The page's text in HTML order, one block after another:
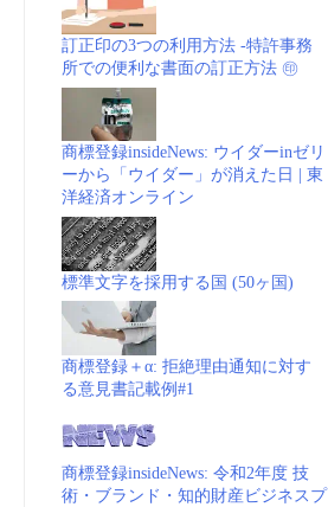
か
変
｜
本
訂正印の3つの利用方法 -特許事務
所での便利な書面の訂正方法 ㊞
商標登録insideNews: ウイダーinゼリ
ーから「ウイダー」が消えた日 | 東
洋経済オンライン
標準文字を採用する国 (50ヶ国)
商標登録＋α: 拒絶理由通知に対す
る意見書記載例#1
商標登録insideNews: 令和2年度 技
術・ブランド・知的財産ビジネスプ